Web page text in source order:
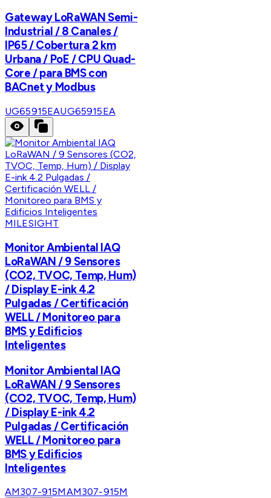
Gateway LoRaWAN Semi-
Industrial / 8 Canales /
IP65 / Cobertura 2 km
Urbana / PoE / CPU Quad-
Core / para BMS con
BACnet y Modbus
UG65915EAUG65915EA
MILESIGHT
Monitor Ambiental IAQ
LoRaWAN / 9 Sensores
(CO2, TVOC, Temp, Hum)
/ Display E-ink 4.2
Pulgadas / Certificación
WELL / Monitoreo para
BMS y Edificios
Inteligentes
Monitor Ambiental IAQ
LoRaWAN / 9 Sensores
(CO2, TVOC, Temp, Hum)
/ Display E-ink 4.2
Pulgadas / Certificación
WELL / Monitoreo para
BMS y Edificios
Inteligentes
AM307-915MAM307-915M